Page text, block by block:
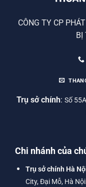
CÔNG TY CP
BỊ
Trụ sở chính: Số
Chi nhánh của
Trụ sở chính Hà
City, Đại Mỗ, Hà